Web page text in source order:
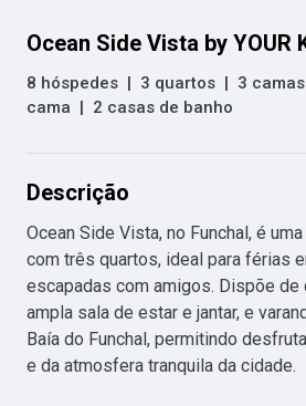
Ocean Side Vista by YOUR
8 hóspedes | 3 quartos | 3 camas
cama | 2 casas de banho
Descrição
Ocean Side Vista, no Funchal, é
com três quartos, ideal para férias
escapadas com amigos. Dispõe de
ampla sala de estar e jantar, e
Baía do Funchal, permitindo
e da atmosfera tranquila da cidade.